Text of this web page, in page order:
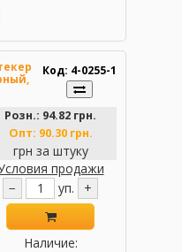
Код: 4-0255-1
Розн.: 94.82 грн.
Опт: 90.30 грн.
грн за штуку
продажи
−
уп. +
Наличие: